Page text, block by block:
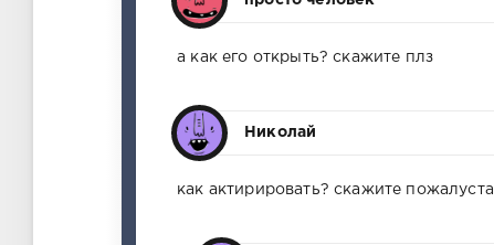
а как его открыть? скажите плз
Николай
как актирировать? скажите пожалуста